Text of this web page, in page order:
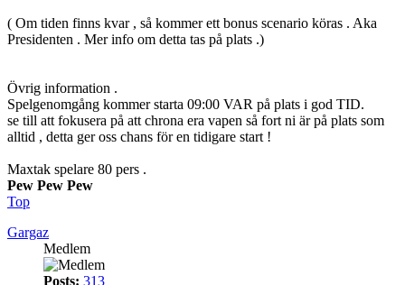
( Om tiden finns kvar , så kommer ett bonus scenario köras . Aka
Presidenten . Mer info om detta tas på plats .)
Övrig information .
Spelgenomgång kommer starta 09:00 VAR på plats i god TID.
se till att fokusera på att chrona era vapen så fort ni är på plats som
alltid , detta ger oss chans för en tidigare start !
Maxtak spelare 80 pers .
Pew Pew Pew
Top
Gargaz
Medlem
Posts: 313